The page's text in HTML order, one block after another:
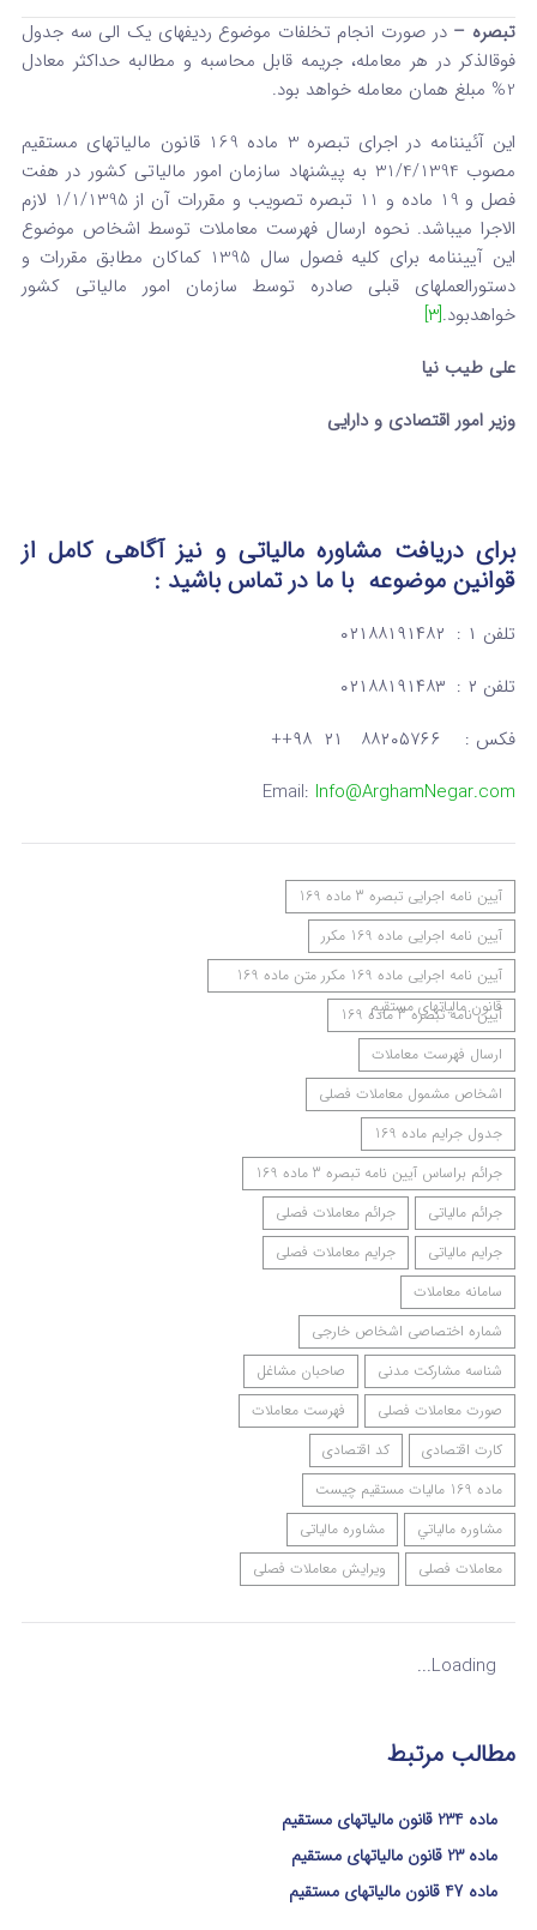
تبصره – در صورت انجام تخلفات موضوع ردیف­های یک الی سه جدول
فوق­الذکر در هر معامله، جریمه قابل محاسبه و مطالبه حداکثر معادل
2% مبلغ همان معامله خواهد بود.
این آئین­نامه در اجرای تبصره 3 ماده 169 قانون مالیات­های مستقیم
مصوب 31/4/1394 به پیشنهاد سازمان امور مالیاتی کشور در هفت
فصل و 19 ماده و 11 تبصره تصویب و مقررات آن از 1/1/1395 لازم
الاجرا می­باشد. نحوه ارسال فهرست معاملات توسط اشخاص موضوع
این آیین­نامه برای کلیه فصول سال 1395 کماکان مطابق مقررات و
دستورالعمل­های قبلی صادره توسط سازمان امور مالیاتی کشور
خواهدبود.[3]
علی طیب نیا
وزیر امور اقتصادی و دارایی
برای دریافت مشاوره مالیاتی و نیز آگاهی کامل از
قوانین موضوعه با ما در تماسباشید :
تلفن ۱ : ۰۲۱۸۸۱۹۱۴۸۲
تلفن ۲ : ۰۲۱۸۸۱۹۱۴۸۳
فکس : ۸۸۲۰۵۷۶۶ ۲۱ ۹۸++
Email: Info@ArghamNegar.com
آیین نامه اجرایی تبصره 3 ماده 169
آیین نامه اجرایی ماده 169 مکرر
آیین نامه اجرایی ماده 169 مکرر متن ماده 169
قانون مالیاتهای مستقیم
آیین نامه تبصره 3 ماده 169
ارسال فهرست معاملات
اشخاص مشمول معاملات فصلی
جدول جرایم ماده 169
جرائم براساس آیین نامه تبصره 3 ماده 169
جرائم مالیاتی
جرائم معاملات فصلی
جرایم مالیاتی
جرایم معاملات فصلی
سامانه معاملات
شماره اختصاصی اشخاص خارجی
شناسه مشارکت مدنی
صاحبان مشاغل
صورت معاملات فصلی
فهرست معاملات
کارت اقتصادی
کد اقتصادی
ماده 169 مالیات مستقیم چیست
مشاوره مالياتي
مشاوره مالیاتی
معاملات فصلی
ویرایش معاملات فصلی
Loading...
مطالب مرتبط
ماده 234 قانون مالیاتهای مستقیم
ماده 23 قانون مالیاتهای مستقیم
ماده 47 قانون مالیاتهای مستقیم